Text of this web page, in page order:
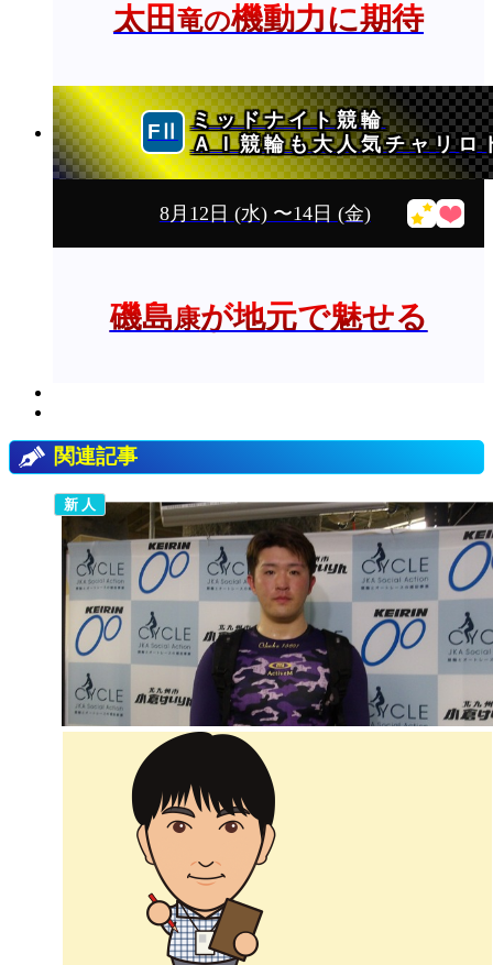
太田竜の機動力に期待
ミッドナイト競輪
ＡＩ競輪も大人気チャリロ
8月12日 (水)〜14日 (金)
磯島康が地元で魅せる
関連記事